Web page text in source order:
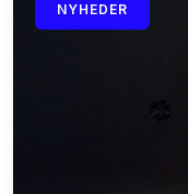
NYHEDER